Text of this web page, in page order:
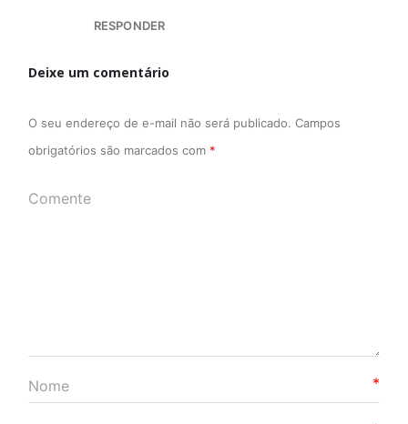
RESPONDER
Deixe um comentário
O seu endereço de e-mail não será publicado. Campos
obrigatórios são marcados com *
*